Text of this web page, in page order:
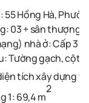
55 Hồng Hà,
03 + sân thượng
nhà ở: Cấp3
Tường gạch, cột
tích xây dựng
1: 69,4m
2